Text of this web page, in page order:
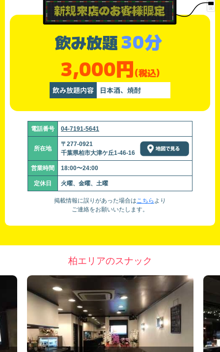
飲み放題30分
3,000円(税込)
飲み放題内容 日本酒、焼酎
電話番号 04-7191-5641
所在地
〒277-0921
千葉県柏市大津ケ丘1-46-16
営業時間 18:00〜24:00
定休日 火曜、金曜、土曜
掲載情報に誤りがあった場合はこちら より
ご連絡をお願いいたします。
柏エリアのスナック